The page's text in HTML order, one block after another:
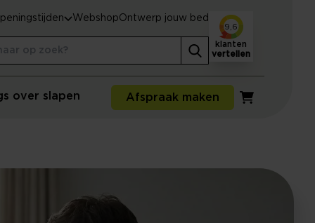
over slapen Afspraak maken
Winkelwagen
WebshopOntwerp jouw bed
9,6
klanten
vertellen